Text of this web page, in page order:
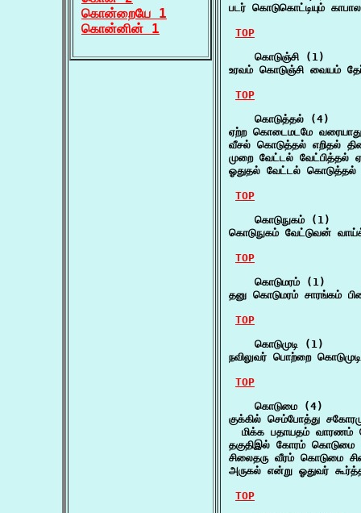
கொன்றையே 1
கொன்னின் 1
படர் கொடுகொட்டியும்
TOP
    கொடுஞ்சி (1)
உரவம் கொடுஞ்சி வையம் தேர்
TOP
    கொடுத்தல் (4)
ஏற்ற கொடைமடமே
வீசல் கொடுத்தல் எறிதல்
முறை வேட்டல் வேட்பித்தல்
ஓதுதல் வேட்டல்
TOP
    கொடுநுகம் (1)
கொடுநுகம் வேட்டுவன்
TOP
    கொடுமரம் (1)
தனு கொடுமரம் சாரங்கம்
TOP
    கொடுமுடி (1)
நவிலுவர் பொற்றை
TOP
    கொடுமை (4)
குக்கில் செம்போத்து
மிக்க பதாயதம் வாரணம்
தகுதிஇல் கோரம்
சிலைதரு வீரம்
அருகல் என்று ஓதுவர்
TOP